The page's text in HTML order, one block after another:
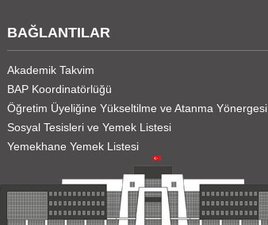
BAĞLANTILAR
Akademik Takvim
BAP Koordinatörlüğü
Öğretim Üyeliğine Yükseltilme ve Atanma Yönergesi
Sosyal Tesisleri ve Yemek Listesi
Yemekhane Yemek Listesi